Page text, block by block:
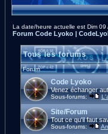
La date/heure actuelle est Dim
Forum Code Lyoko |
Tous les forums
Forum
Code Lyoko
Venez échanger
Sous-forums:
Site/Forum
Tout ce qu'il faut
Sous-forums: